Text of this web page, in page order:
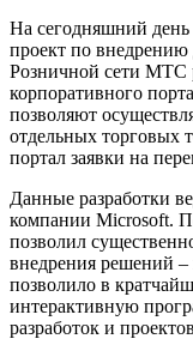
На сегодняшний день
проект по
Розничной сети МТС
корпоративного
позволяют
отдельных торговых
портал заявки на
Данные разработки
компании Microsoft.
позволил
внедрения решений
позволило в
интерактивную
разработок и